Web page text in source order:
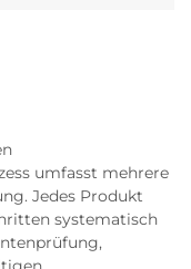
umfasst mehrere
Jedes Produkt
systematisch